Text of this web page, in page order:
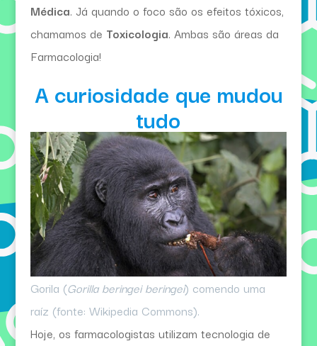
Médica. Já quando o foco são os efeitos tóxicos,
chamamos de Toxicologia. Ambas são áreas da
Farmacologia!
A curiosidade que mudou
tudo
Gorila (Gorilla beringei beringei) comendo uma
raíz (fonte: Wikipedia Commons).
Hoje, os farmacologistas utilizam tecnologia de